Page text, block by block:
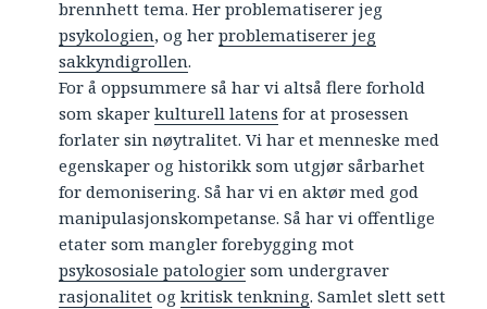
brennhett tema. Her problematiserer jeg
psykologien, og herproblematiserer jeg
sakkyndigrollen.
For å oppsummere så har vi altså flere forhold
som skaperkulturell latens for at prosessen
forlater sin nøytralitet. Vi har et menneske med
egenskaper og historikk som utgjør sårbarhet
for demonisering. Så har vi en aktør med god
manipulasjonskompetanse. Så har vi offentlige
etater som mangler forebygging mot
psykososiale patologier som undergraver
rasjonalitet ogkritisk tenkning. Samlet slett sett